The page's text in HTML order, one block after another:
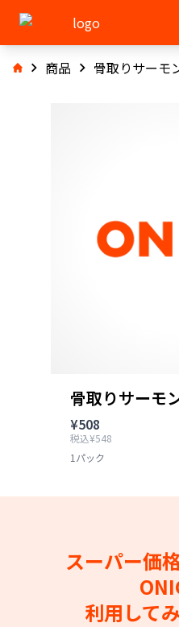
商品 骨取りサーモ
骨取りサーモ
¥508
税込¥548
1パック
スーパー価
利用して